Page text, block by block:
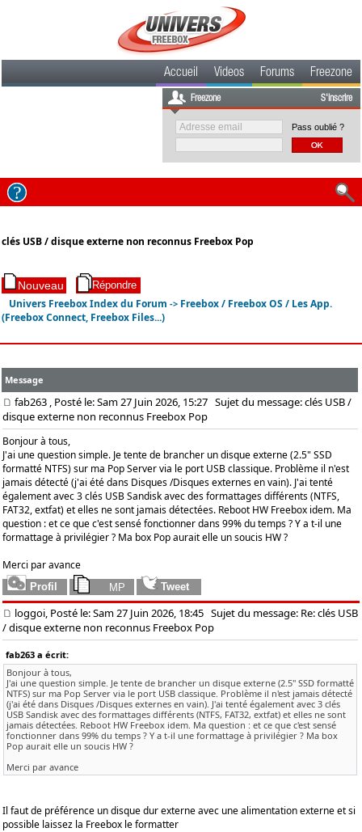
Accueil Videos Forums Freezone
Freezone S'inscrire
Pass oublié ?
clés USB / disque externe non reconnus Freebox Pop
Univers Freebox Index du Forum -> Freebox / Freebox OS / Les App.
(Freebox Connect, Freebox Files...)
Message
fab263 , Posté le: Sam 27 Juin 2026, 15:27 Sujet du message: clés USB /
disque externe non reconnus Freebox Pop
Bonjour à tous,
J'ai une question simple. Je tente de brancher un disque externe (2.5" SSD
formatté NTFS) sur ma Pop Server via le port USB classique. Problème il n'est
jamais détecté (j'ai été dans Disques /Disques externes en vain). J'ai tenté
également avec 3 clés USB Sandisk avec des formattages différents (NTFS,
FAT32, extfat) et elles ne sont jamais détectées. Reboot HW Freebox idem. Ma
question : et ce que c'est sensé fonctionner dans 99% du temps ? Y a t-il une
formattage à privilégier ? Ma box Pop aurait elle un soucis HW ?
Merci par avance
loggoi, Posté le: Sam 27 Juin 2026, 18:45 Sujet du message: Re: clés USB
/ disque externe non reconnus Freebox Pop
fab263 a écrit:
Bonjour à tous,
J'ai une question simple. Je tente de brancher un disque externe (2.5" SSD formatté
NTFS) sur ma Pop Server via le port USB classique. Problème il n'est jamais détecté
(j'ai été dans Disques /Disques externes en vain). J'ai tenté également avec 3 clés
USB Sandisk avec des formattages différents (NTFS, FAT32, extfat) et elles ne sont
jamais détectées. Reboot HW Freebox idem. Ma question : et ce que c'est sensé
fonctionner dans 99% du temps ? Y a t-il une formattage à privilégier ? Ma box
Pop aurait elle un soucis HW ?
Merci par avance
Il faut de préférence un disque dur externe avec une alimentation externe et si
possible laissez la Freebox le formatter